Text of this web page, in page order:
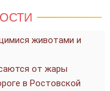
животами и
от жары
в Ростовской